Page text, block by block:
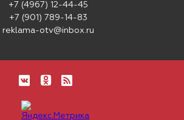
+7 (4967) 12-44-45
+7 (901) 789-14-83
reklama-otv@inbox.ru